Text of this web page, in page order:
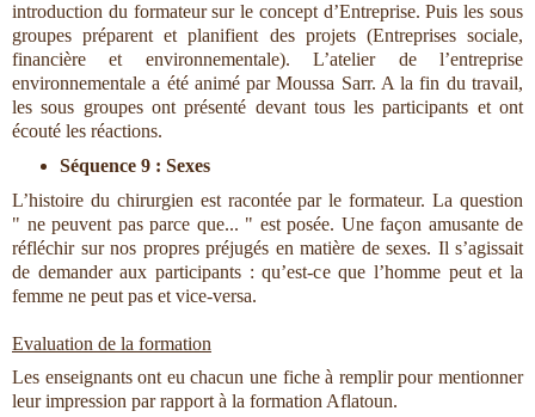
introduction du formateur sur le concept d’Entreprise. Puis les sous
groupes préparent et planifient des projets (Entreprises sociale,
financière et environnementale). L’atelier de l’entreprise
environnementale a été animé par Moussa Sarr. A la fin du travail,
les sous groupes ont présenté devant tous les participants et ont
écouté les réactions.
Séquence 9 : Sexes
L’histoire du chirurgien est racontée par le formateur. La question
" ne peuvent pas parce que... " est posée. Une façon amusante de
réfléchir sur nos propres préjugés en matière de sexes. Il s’agissait
de demander aux participants : qu’est-ce que l’homme peut et la
femme ne peut pas et vice-versa.
Evaluation de la formation
Les enseignants ont eu chacun une fiche à remplir pour mentionner
leur impression par rapport à la formation Aflatoun.